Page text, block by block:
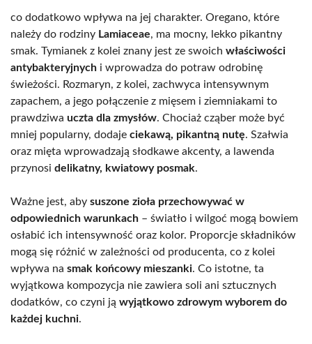
co dodatkowo wpływa na jej charakter. Oregano, które
należy do rodziny Lamiaceae, ma mocny, lekko pikantny
smak. Tymianek z kolei znany jest ze swoich właściwości
antybakteryjnych i wprowadza do potraw odrobinę
świeżości. Rozmaryn, z kolei, zachwyca intensywnym
zapachem, a jego połączenie z mięsem i ziemniakami to
prawdziwa uczta dla zmysłów. Chociaż cząber może być
mniej popularny, dodaje ciekawą, pikantną nutę. Szałwia
oraz mięta wprowadzają słodkawe akcenty, a lawenda
przynosi delikatny, kwiatowy posmak.
Ważne jest, aby suszone zioła przechowywać w
odpowiednich warunkach – światło i wilgoć mogą bowiem
osłabić ich intensywność oraz kolor. Proporcje składników
mogą się różnić w zależności od producenta, co z kolei
wpływa na smak końcowy mieszanki. Co istotne, ta
wyjątkowa kompozycja nie zawiera soli ani sztucznych
dodatków, co czyni ją wyjątkowo zdrowym wyborem do
każdej kuchni.